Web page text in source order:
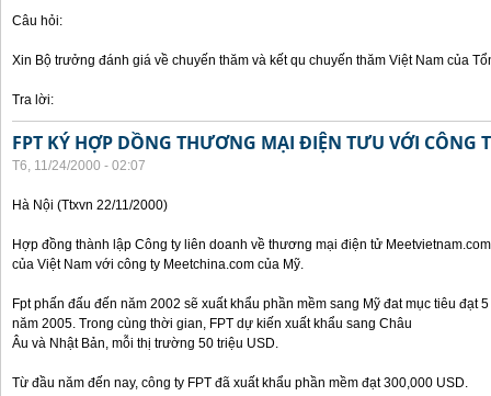
Câu hỏi:
Xin Bộ trưởng đánh giá về chuyến thăm và kết qu chuyến thăm Việt Nam của
Tra lời:
FPT KÝ HỢP DỒNG THƯƠNG MẠI ĐIỆN TƯU VỚI CÔNG
T6, 11/24/2000 - 02:07
Hà Nội (Ttxvn 22/11/2000)
Hợp đồng thành lập Công ty liên doanh về thương mại điện tử
của Việt Nam với công ty Meetchina.com của Mỹ.
Fpt phấn đấu đến năm 2002 sẽ xuất khẩu phần mềm sang Mỹ đat mục tiêu đạt
năm 2005. Trong cùng thời gian, FPT dự kiến xuất khẩu sang Châu
Âu và Nhật Bản, mỗi thị trường 50 triệu USD.
Từ đầu năm đến nay, công ty FPT đã xuất khẩu phần mềm đạt 300,000 USD.